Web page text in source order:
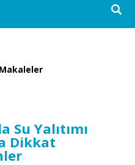
Su Yalıtımı
Dikkat